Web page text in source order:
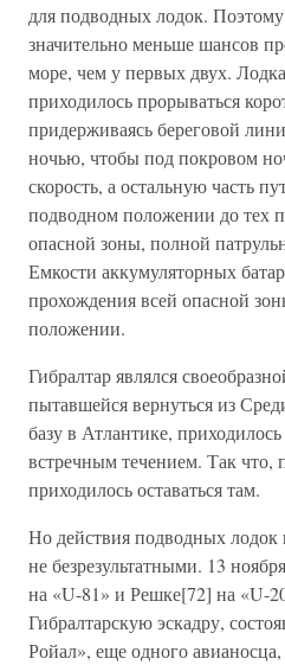
для подводных лодок.
значительно меньше шансов
море, чем у первых двух.
приходилось прорываться
придерживаясь береговой
ночью, чтобы под покровом
скорость, а остальную часть
подводном положении до тех
опасной зоны, полной
Емкости аккумуляторных
прохождения всей опасной
положении.
Гибралтар являлся
пытавшейся вернуться из
базу в Атлантике,
встречным течением. Так что,
приходилось оставаться там.
Но действия подводных
не безрезультатными. 13
на «U-81» и Решке[72] на «U-
Гибралтарскую эскадру,
Ройал», еще одного